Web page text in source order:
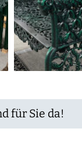
für Sie da!